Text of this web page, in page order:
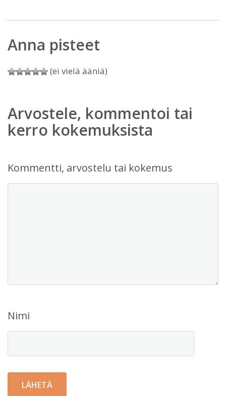
Anna pisteet
(ei vielä ääniä)
Arvostele, kommentoi tai
kerro kokemuksista
Kommentti, arvostelu tai kokemus
Nimi